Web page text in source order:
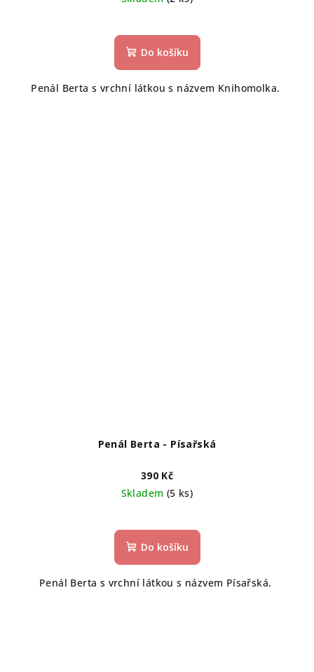
Do košíku
Penál Berta s vrchní látkou s názvem Knihomolka.
Penál Berta - Písařská
390 Kč
Skladem (5 ks)
Do košíku
Penál Berta s vrchní látkou s názvem Písařská.